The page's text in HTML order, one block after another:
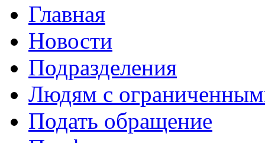
Главная
Новости
Подразделения
Людям с
Подать обращение